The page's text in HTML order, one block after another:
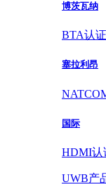
博茨瓦纳
BTA认证
塞拉利昂
国际
HDMI认
UWB产